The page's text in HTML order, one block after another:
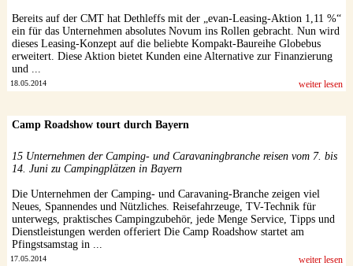
Bereits auf der CMT hat Dethleffs mit der „evan-Leasing-Aktion 1,11 %“
ein für das Unternehmen absolutes Novum ins Rollen gebracht. Nun wird
dieses Leasing-Konzept auf die beliebte Kompakt-Baureihe Globebus
erweitert. Diese Aktion bietet Kunden eine Alternative zur Finanzierung
und ...
18.05.2014 weiter lesen
Camp Roadshow tourt durch Bayern
15 Unternehmen der Camping- und Caravaningbranche reisen vom 7. bis
14. Juni zu Campingplätzen in Bayern
Die Unternehmen der Camping- und Caravaning-Branche zeigen viel
Neues, Spannendes und Nützliches. Reisefahrzeuge, TV-Technik für
unterwegs, praktisches Campingzubehör, jede Menge Service, Tipps und
Dienstleistungen werden offeriert Die Camp Roadshow startet am
Pfingstsamstag in ...
17.05.2014 weiter lesen